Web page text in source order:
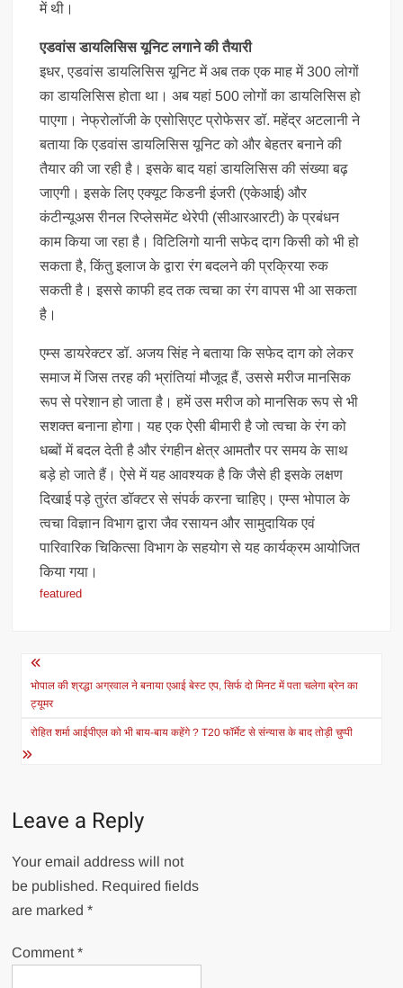
में थी।
एडवांस डायलिसिस यूनिट लगाने की तैयारी
इधर, एडवांस डायलिसिस यूनिट में अब तक एक माह में 300 लोगों
का डायलिसिस होता था। अब यहां 500 लोगों का डायलिसिस हो
पाएगा। नेफ्रोलॉजी के एसोसिएट प्रोफेसर डॉ. महेंद्र अटलानी ने
बताया कि एडवांस डायलिसिस यूनिट को और बेहतर बनाने की
तैयार की जा रही है। इसके बाद यहां डायलिसिस की संख्या बढ़
जाएगी। इसके लिए एक्यूट किडनी इंजरी (एकेआई) और
कंटीन्यूअस रीनल रिप्लेसमेंट थेरेपी (सीआरआरटी) के प्रबंधन
काम किया जा रहा है। विटिलिगो यानी सफेद दाग किसी को भी हो
सकता है, किंतु इलाज के द्वारा रंग बदलने की प्रक्रिया रुक
सकती है। इससे काफी हद तक त्वचा का रंग वापस भी आ सकता
है।
एम्स डायरेक्टर डॉ. अजय सिंह ने बताया कि सफेद दाग को लेकर
समाज में जिस तरह की भ्रांतियां मौजूद हैं, उससे मरीज मानसिक
रूप से परेशान हो जाता है। हमें उस मरीज को मानसिक रूप से भी
सशक्त बनाना होगा। यह एक ऐसी बीमारी है जो त्वचा के रंग को
धब्बों में बदल देती है और रंगहीन क्षेत्र आमतौर पर समय के साथ
बड़े हो जाते हैं। ऐसे में यह आवश्यक है कि जैसे ही इसके लक्षण
दिखाई पड़े तुरंत डॉक्टर से संपर्क करना चाहिए। एम्स भोपाल के
त्वचा विज्ञान विभाग द्वारा जैव रसायन और सामुदायिक एवं
पारिवारिक चिकित्सा विभाग के सहयोग से यह कार्यक्रम आयोजित
किया गया।
featured
Post
navigation
भोपाल की श्रद्धा अग्रवाल ने बनाया एआई बेस्ट एप, सिर्फ दो मिनट में पता चलेगा ब्रेन का
ट्यूमर
रोहित शर्मा आईपीएल को भी बाय-बाय कहेंगे ? T20 फॉर्मेट से संन्यास के बाद तोड़ी चुप्पी
Leave a Reply
Your email address will not
be published. Required fields
are marked*
Comment*